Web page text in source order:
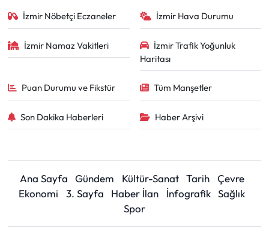
İzmir Nöbetçi Eczaneler İzmir Hava Durumu
İzmir Namaz Vakitleri
İzmir Trafik Yoğunluk
Haritası
Puan Durumu ve Fikstür Tüm Manşetler
Son Dakika Haberleri Haber Arşivi
Ana Sayfa Gündem Kültür-Sanat Tarih
Çevre
Ekonomi
3. Sayfa Haber İlan İnfografik Sağlık
Spor